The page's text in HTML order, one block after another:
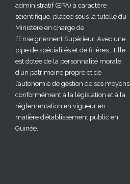
administratif (EPA) à caractère
scientifique, placée sous la tutelle du
Ministère en charge de
l’Enseignement Supérieur. Avec une
pipe de spécialités et de filières… Elle
est dotée de la personnalité morale,
d’un patrimoine propre et de
l’autonomie de gestion de ses moyens
conformément à la législation et à la
règlementation en vigueur en
matière d’établissement public en
Guinée.